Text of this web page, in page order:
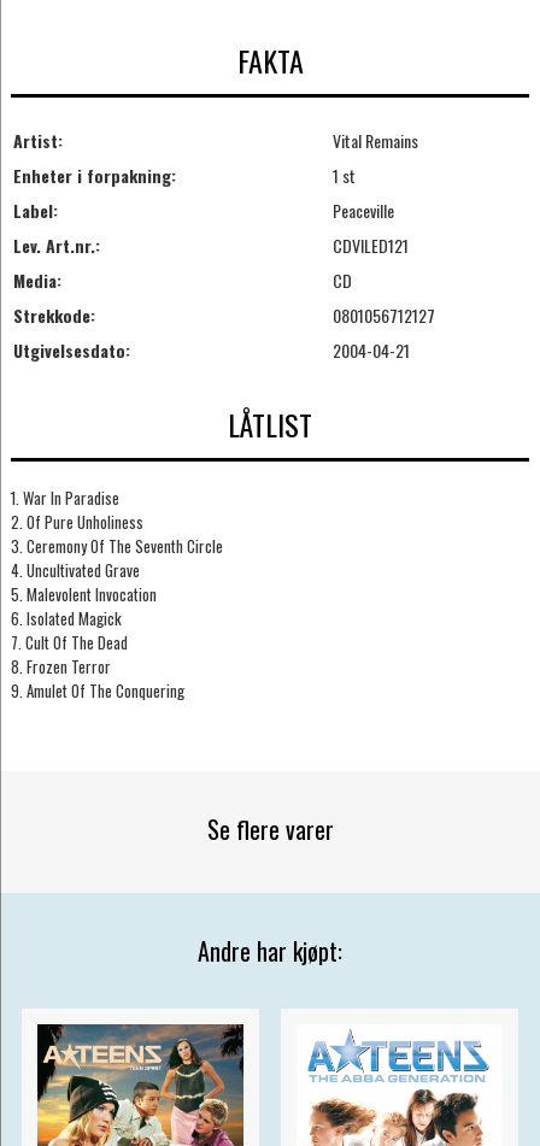
FAKTA
Artist:
Vital Remains
Enheter i forpakning:
1 st
Label:
Peaceville
Lev. Art.nr.:
CDVILED121
Media:
CD
Strekkode:
0801056712127
Utgivelsesdato:
2004-04-21
LÅTLIST
1. War In Paradise
2. Of Pure Unholiness
3. Ceremony Of The Seventh Circle
4. Uncultivated Grave
5. Malevolent Invocation
6. Isolated Magick
7. Cult Of The Dead
8. Frozen Terror
9. Amulet Of The Conquering
Se flere varer
Andre har kjøpt: